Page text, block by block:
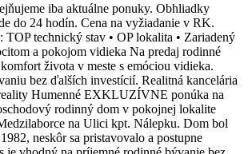
iba aktuálne ponuky. Obhliadky
do 24 hodín. Cena na vyžiadanie v RK.
technický stav • OP lokalita • Zariadený
a pokojom vidieka Na predaj rodinné
života v meste s emóciou vidieka.
bez ďalších investícií. Realitná kancelária
Humenné EXKLUZÍVNE ponúka na
rodinný dom v pokojnej lokalite
na Ulici kpt. Nálepku. Dom bol
neskôr sa pristavovalo a postupne